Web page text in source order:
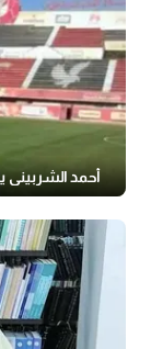
أحمد الشربيني